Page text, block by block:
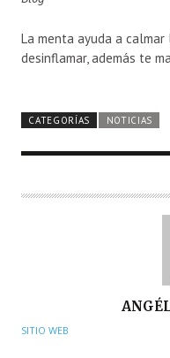
La menta ayuda a
desinflamar, además te
CATEGORÍAS NOTICIAS
U
SITIO WEB